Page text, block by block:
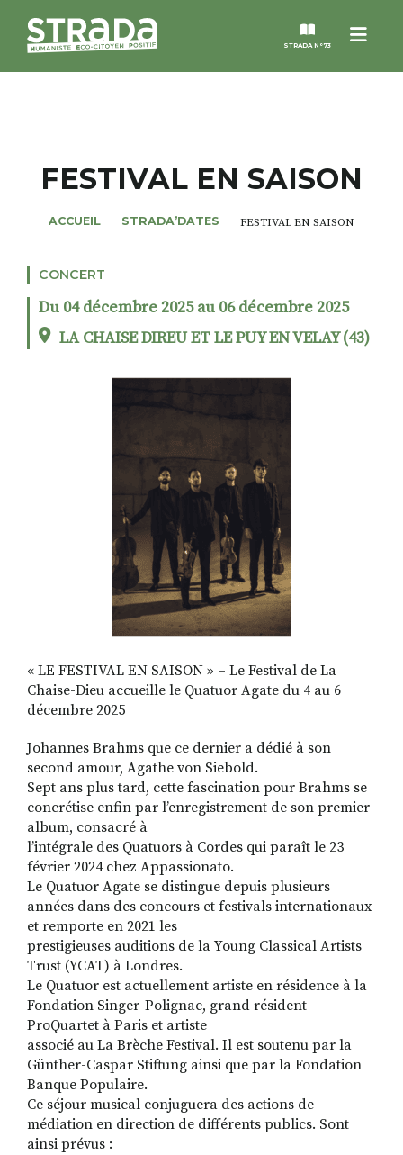
Menu
STRADA N°73
MAGAZINES
NOS THÈMES
STRADA’DATES
RECHERCHER
S'ABONNER
S'INSCRIRE À LA NEWSLETTER
FACEBOOKINSTAGRAMLINKEDINYOUTUBE
FESTIVAL EN SAISON
ACCUEIL STRADA’DATES FESTIVAL EN SAISON
CONCERT
Du 04 décembre 2025 au 06 décembre 2025
LA CHAISE DIREU ET LE PUY EN VELAY (43)
« LE FESTIVAL EN SAISON » – Le Festival de La
Chaise-Dieu accueille le Quatuor Agate du 4 au 6
décembre 2025
Johannes Brahms que ce dernier a dédié à son
second amour, Agathe von Siebold.
Sept ans plus tard, cette fascination pour Brahms se
concrétise enfin par l’enregistrement de son premier
album, consacré à
l’intégrale des Quatuors à Cordes qui paraît le 23
février 2024 chez Appassionato.
Le Quatuor Agate se distingue depuis plusieurs
années dans des concours et festivals internationaux
et remporte en 2021 les
prestigieuses auditions de la Young Classical Artists
Trust (YCAT) à Londres.
Le Quatuor est actuellement artiste en résidence à la
Fondation Singer-Polignac, grand résident
ProQuartet à Paris et artiste
associé au La Brèche Festival. Il est soutenu par la
Günther-Caspar Stiftung ainsi que par la Fondation
Banque Populaire.
Ce séjour musical conjuguera des actions de
médiation en direction de différents publics. Sont
ainsi prévus :